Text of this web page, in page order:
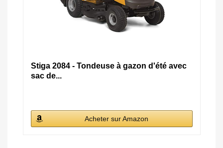
Stiga 2084 - Tondeuse à gazon d'été avec
sac de...
Acheter sur Amazon